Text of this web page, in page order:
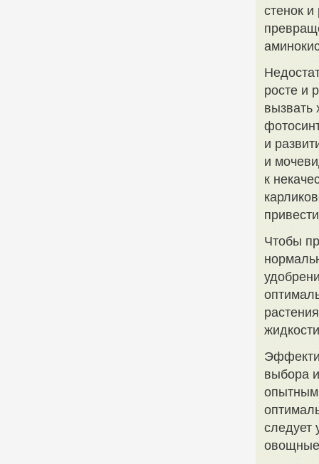
стенок
росте и
вызвать
и
и
к
Чтобы
выбора
следует
овощные